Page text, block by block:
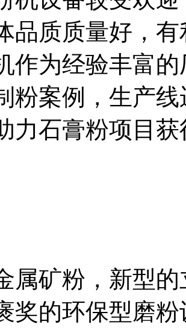
品质质量好，
作为经验丰富
粉案例，生产
力石膏粉项目
属矿粉，新型
奖的环保型磨